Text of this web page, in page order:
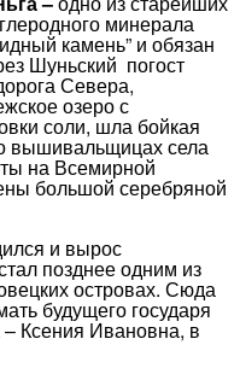
минерала
камень” и обязан
Шуньский погост
Севера,
озеро с
соли, шла бойкая
вышивальщицах села
на Всемирной
большой серебряной
и вырос
позднее одним из
островах. Сюда
будущего государя
Ксения Ивановна, в